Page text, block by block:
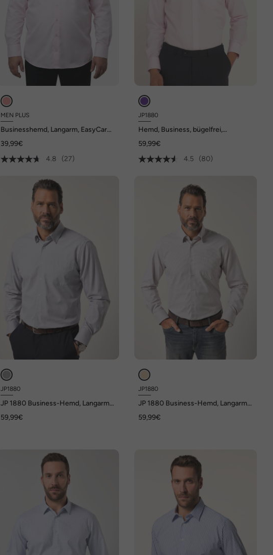
MEN PLUS
Businesshemd, Langarm, EasyCare,
39,99€
4.8
(27)
JP1880
Hemd, Business, bügelfrei,
bis 8XL
59,99€
4.5
(80)
JP1880
JP 1880 Business-Hemd, Langarm,
59,99€
JP1880
JP 1880 Business-Hemd, Langarm,
59,99€